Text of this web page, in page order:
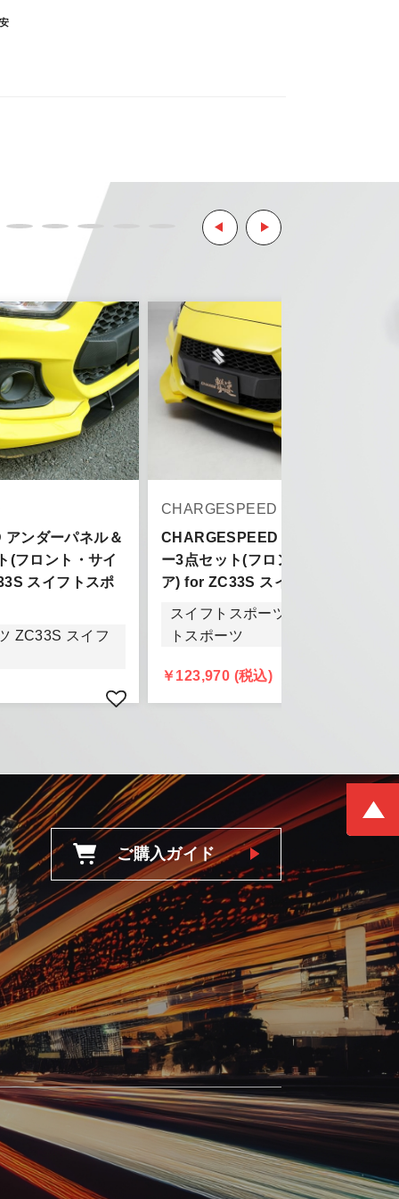
お願い致します。
はご了承ください。
了承ください。
しては、
ます。
ンダーパネル＆
(フロント・サイ
スイフトスポ
ZC33S スイフ
CHARGESPEED
CHARGESPEED アンダースポイラ
ー3点セット(フロント・サイド・リ
ア) for ZC33S スイフトスポーツ
スイフトスポーツ ZC33S スイフ
トスポーツ
￥123,970 (税込)
ご購入ガイド